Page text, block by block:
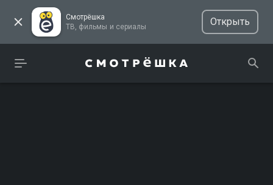
Смотрёшка
ТВ, фильмы и сериалы
Открыть